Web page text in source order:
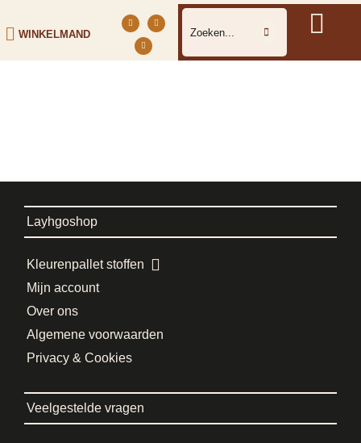
WINKELMAND
Layhgoshop
Kleurenpallet stoffen
Mijn account
Over ons
Algemene voorwaarden
Privacy & Cookies
Veelgestelde vragen